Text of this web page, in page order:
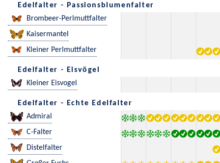
Edelfalter - Passionsblumenfalter
Brombeer-Perlmuttfalter
Kaisermantel
Kleiner Perlmuttfalter
Edelfalter - Eisvögel
Kleiner Eisvogel
Edelfalter - Echte Edelfalter
Admiral
C-Falter
Distelfalter